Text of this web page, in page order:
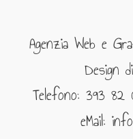
Agenzia Web e
Design
Telefono: 393 82
eMail: